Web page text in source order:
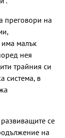
преговори на
малък
нея
трайния си
система, в
се
на